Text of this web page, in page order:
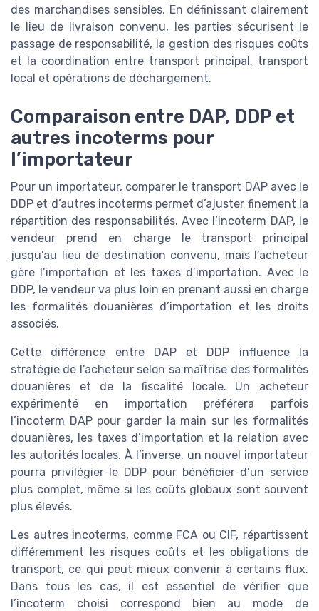
des marchandises sensibles. En définissant clairement
le lieu de livraison convenu, les parties sécurisent le
passage de responsabilité, la gestion des risques coûts
et la coordination entre transport principal, transport
local et opérations de déchargement.
Comparaison entre DAP, DDP et
autres incoterms pour
l’importateur
Pour un importateur, comparer le transport DAP avec le
DDP et d’autres incoterms permet d’ajuster finement la
répartition des responsabilités. Avec l’incoterm DAP, le
vendeur prend en charge le transport principal
jusqu’au lieu de destination convenu, mais l’acheteur
gère l’importation et les taxes d’importation. Avec le
DDP, le vendeur va plus loin en prenant aussi en charge
les formalités douanières d’importation et les droits
associés.
Cette différence entre DAP et DDP influence la
stratégie de l’acheteur selon sa maîtrise des formalités
douanières et de la fiscalité locale. Un acheteur
expérimenté en importation préférera parfois
l’incoterm DAP pour garder la main sur les formalités
douanières, les taxes d’importation et la relation avec
les autorités locales. À l’inverse, un nouvel importateur
pourra privilégier le DDP pour bénéficier d’un service
plus complet, même si les coûts globaux sont souvent
plus élevés.
Les autres incoterms, comme FCA ou CIF, répartissent
différemment les risques coûts et les obligations de
transport, ce qui peut mieux convenir à certains flux.
Dans tous les cas, il est essentiel de vérifier que
l’incoterm choisi correspond bien au mode de